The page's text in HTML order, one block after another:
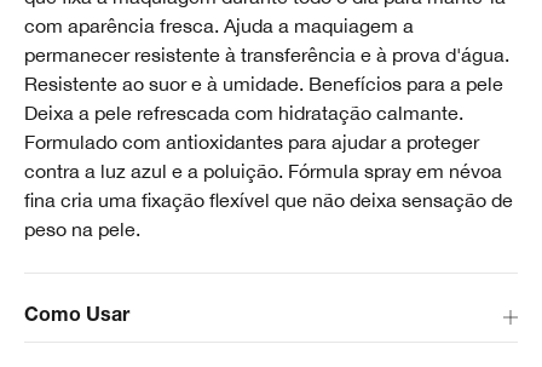
com aparência fresca. Ajuda a maquiagem a
permanecer resistente à transferência e à prova d'água.
Resistente ao suor e à umidade. Benefícios para a pele
Deixa a pele refrescada com hidratação calmante.
Formulado com antioxidantes para ajudar a proteger
contra a luz azul e a poluição. Fórmula spray em névoa
fina cria uma fixação flexível que não deixa sensação de
peso na pele.
Como Usar